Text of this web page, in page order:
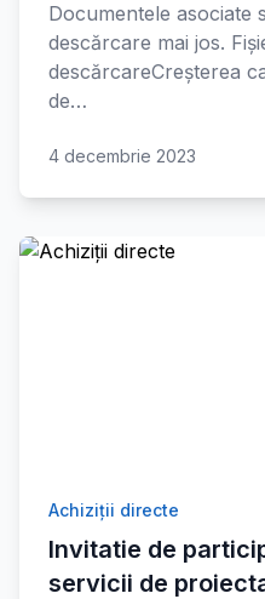
Documentele asociate
descărcare mai jos.
descărcareCreșterea
de…
4 decembrie 2023
Achiziții directe
Invitatie de
servicii de